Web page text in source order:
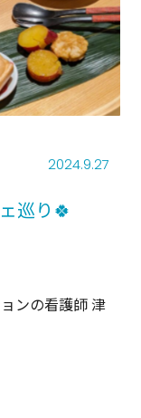
2024.9.27
巡り🍀
ンの看護師 津